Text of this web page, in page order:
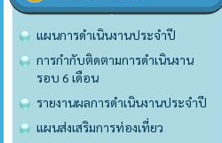
แผนการดำเนินงานประจำปี
การกำกับติดตามการดำเนินงาน
รอบ 6 เดือน
รายงานผลการดำเนินงานประจำปี
แผนส่งเสริมการท่องเที่ยว